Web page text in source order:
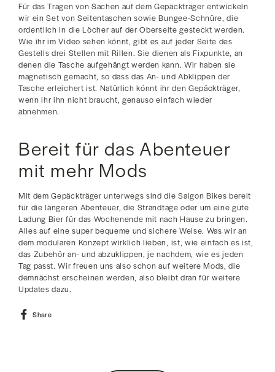
Für das Tragen von Sachen auf dem Gepäckträger entwickeln
wir ein Set von Seitentaschen sowie Bungee-Schnüre, die
ordentlich in die Löcher auf der Oberseite gesteckt werden.
Wie ihr im Video sehen könnt, gibt es auf jeder Seite des
Gestells drei Stellen mit Rillen. Sie dienen als Fixpunkte, an
denen die Tasche aufgehängt werden kann. Wir haben sie
magnetisch gemacht, so dass das An- und Abklippen der
Tasche erleichert ist. Natürlich könnt ihr den Gepäckträger,
wenn ihr ihn nicht braucht, genauso einfach wieder
abnehmen.
Bereit für das Abenteuer
mit mehr Mods
Mit dem Gepäckträger unterwegs sind die Saigon Bikes bereit
für die längeren Abenteuer, die Strandtage oder um eine gute
Ladung Bier für das Wochenende mit nach Hause zu bringen.
Alles auf eine super bequeme und sichere Weise. Was wir an
dem modularen Konzept wirklich lieben, ist, wie einfach es ist,
das Zubehör an- und abzuklippen, je nachdem, wie es jeden
Tag passt. Wir freuen uns also schon auf weitere Mods, die
demnächst erscheinen werden, also bleibt dran für weitere
Updates dazu.
Share